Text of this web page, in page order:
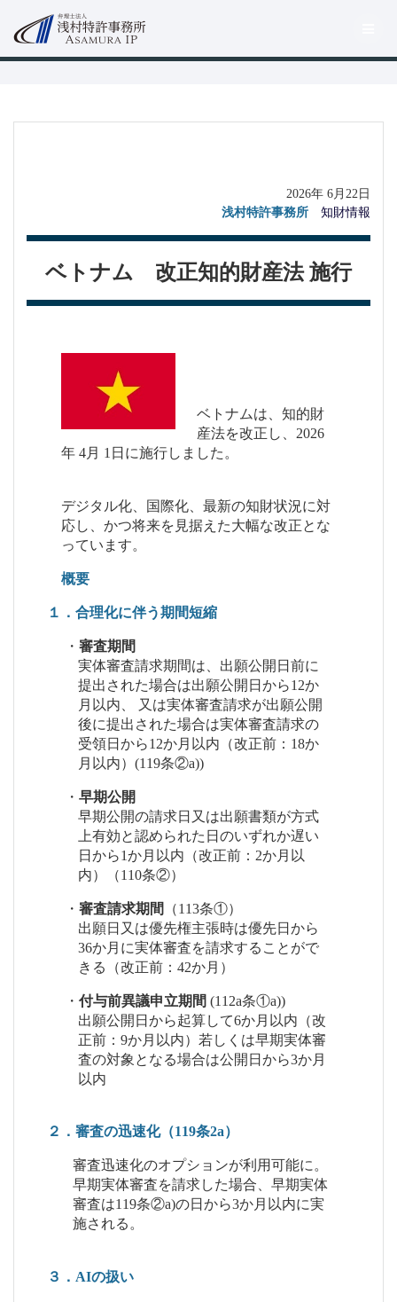
ン
ス
2026年 6月22日
浅村特許事務所 知財情報
ベトナム 改正知的財産法 施行
ベトナムは、知的財
産法を改正し、2026
年 4月 1日に施行しました。
デジタル化、国際化、最新の知財状況に対
応し、かつ将来を見据えた大幅な改正とな
っています。
概要
１．合理化に伴う期間短縮
・審査期間
実体審査請求期間は、出願公開日前に
提出された場合は出願公開日から12か
月以内、 又は実体審査請求が出願公開
後に提出された場合は実体審査請求の
受領日から12か月以内（改正前：18か
月以内）(119条②a))
・早期公開
早期公開の請求日又は出願書類が方式
上有効と認められた日のいずれか遅い
日から1か月以内（改正前：2か月以
内）（110条②）
・審査請求期間
（113条①）
出願日又は優先権主張時は優先日から
36か月に実体審査を請求することがで
きる（改正前：42か月）
・付与前異議申立期間 (112a条①a))
出願公開日から起算して6か月以内（改
正前：9か月以内）若しくは早期実体審
査の対象となる場合は公開日から3か月
以内
２．審査の迅速化（119条2a）
審査迅速化のオプションが利用可能に。
早期実体審査を請求した場合、早期実体
審査は119条②a)の日から3か月以内に実
施される。
３．AIの扱い